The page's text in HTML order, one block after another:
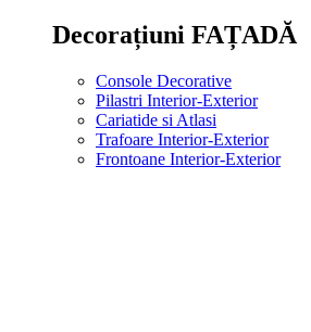
Decorațiuni FAȚADĂ
Console Decorative
Pilastri Interior-Exterior
Cariatide si Atlasi
Trafoare Interior-Exterior
Frontoane Interior-Exterior